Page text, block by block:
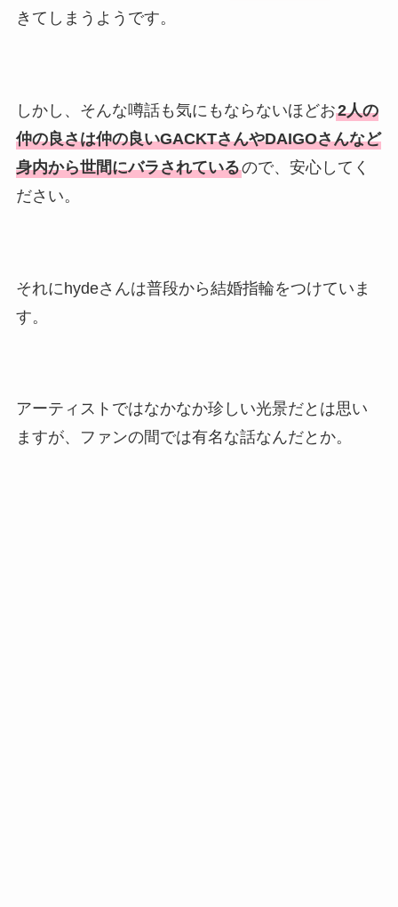
きてしまうようです。
しかし、そんな噂話も気にもならないほどお2人の
仲の良さは仲の良いGACKTさんやDAIGOさんなど
身内から世間にバラされているので、安心してく
ださい。
それにhydeさんは普段から結婚指輪をつけていま
す。
アーティストではなかなか珍しい光景だとは思い
ますが、ファンの間では有名な話なんだとか。